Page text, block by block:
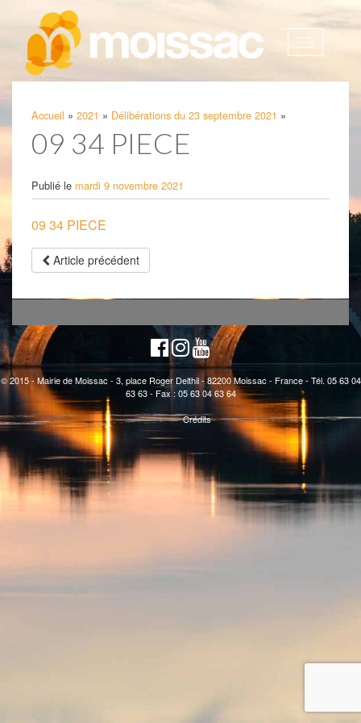
Afficher
Accueil » 2021 » Délibérations du 23 septembre 2021 »
09 34 PIECE
Publié le mardi 9 novembre 2021
09 34 PIECE
Article précédent
© 2015 - Mairie de Moissac - 3, place Roger Delthil - 82200 Moissac - France - Tél. 05 63 04
63 63 - Fax : 05 63 04 63 64
Crédits